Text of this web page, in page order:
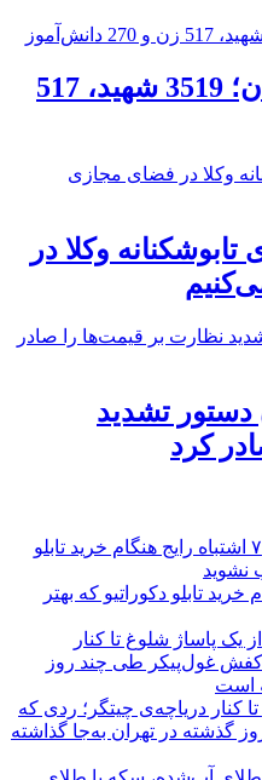
آمار شهدای جنگ رمضان؛ 3519 شهید، 517
وکلا در
تشدید
کرد
۷ اشتباه رایج هنگام خرید تابلو
نشوید
خرید تابلو دکوراتیو که بهتر
از یک پاساژ شلوغ تا کنار
غول‌پیکر طی چند روز
است
کنار دریاچه‌ی چیتگر؛ ردی که
گذشته در تهران به‌جا گذاشته